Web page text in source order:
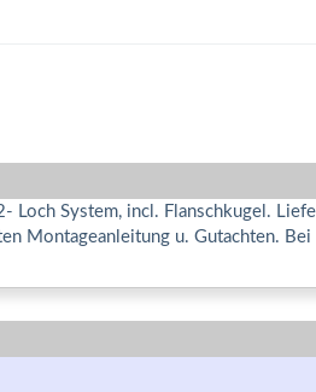
Loch System, incl. Flanschkugel.
Montageanleitung u. Gutachten.